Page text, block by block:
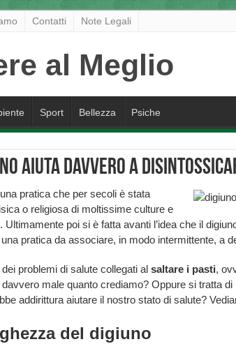
Contatti Note Legali
Sport Bellezza Psiche
aiuta davvero a
pratica che per secoli è stata
o religiosa di moltissime culture e
Ultimamente poi si è fatta avanti l’idea che il
pratica da associare, in modo intermittente, a
problemi di salute collegati alsaltare i pasti,
davvero male quanto crediamo? Oppure si tratta
addirittura aiutare il nostro stato di salute?
del digiuno